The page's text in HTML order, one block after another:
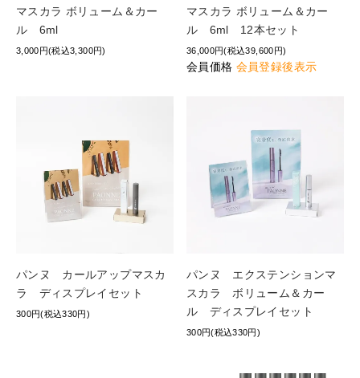
マスカラ ボリューム＆カー
ル 6ml
3,000円(税込3,300円)
マスカラ ボリューム＆カー
ル 6ml 12本セット
36,000円(税込39,600円)
会員価格 会員登録後表示
パンヌ カールアップマスカ
ラ ディスプレイセット
300円(税込330円)
パンヌ エクステンションマ
スカラ ボリューム＆カー
ル ディスプレイセット
300円(税込330円)